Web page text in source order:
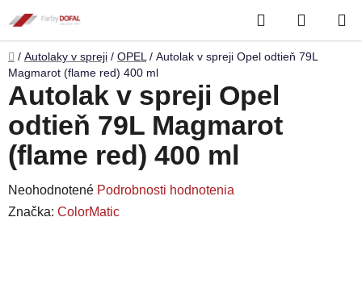
na
obsah
Hľadať
KOŠÍK
Domov
/ Autolaky v spreji / OPEL / Autolak v spreji Opel odtieň 79L
Magmarot (flame red) 400 ml
Autolak v spreji Opel
odtieň 79L Magmarot
(flame red) 400 ml
Priemerné
hodnotenie
Neohodnotené Podrobnosti hodnotenia
Značka: ColorMatic